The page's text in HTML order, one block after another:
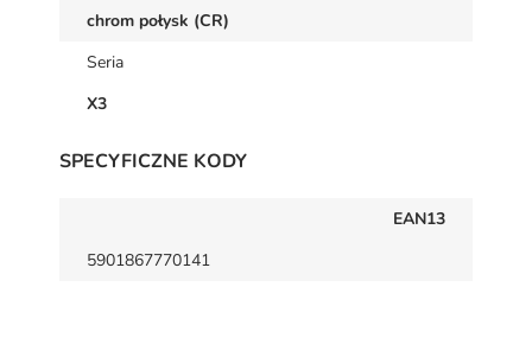
chrom połysk (CR)
Seria
X3
SPECYFICZNE KODY
EAN13
5901867770141